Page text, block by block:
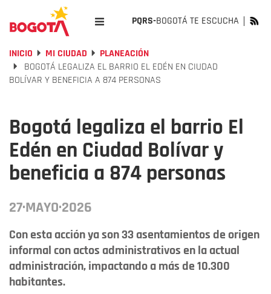
PQRS-BOGOTÁ TE ESCUCHA
INICIO MI CIUDAD
PLANEACIÓN
BOGOTÁ LEGALIZA EL BARRIO EL EDÉN EN CIUDAD
BOLÍVAR Y BENEFICIA A 874 PERSONAS
Bogotá legaliza el barrio El
Edén en Ciudad Bolívar y
beneficia a 874 personas
27·MAYO·2026
Con esta acción ya son 33 asentamientos de origen
informal con actos administrativos en la actual
administración, impactando a más de 10.300
habitantes.